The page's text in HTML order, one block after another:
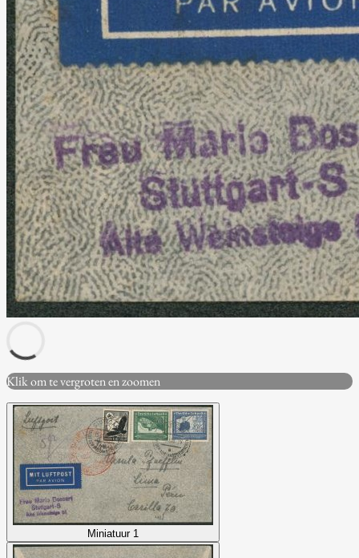
Klik om te vergroten en zoomen
Miniatuur 1